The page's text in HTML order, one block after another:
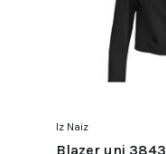
Iz Naiz
Blazer uni 3843